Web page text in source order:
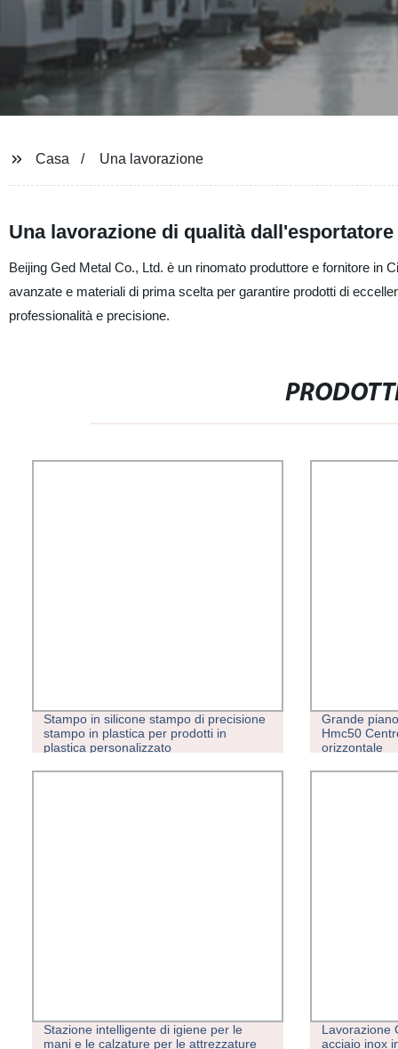
Casa Una lavorazione
Una lavorazione di qualità
Beijing Ged Metal Co., Ltd. è un rinomato produttore e fornitore in
avanzate e materiali di prima scelta per garantire prodotti di
professionalità e precisione.
Stampo in silicone stampo di precisione
stampo in plastica per prodotti in
plastica personalizzato
Grande
Hmc50
orizzontale
Stazione intelligente di igiene per le
mani e le calzature per le attrezzature
Lavorazione
acciaio inox